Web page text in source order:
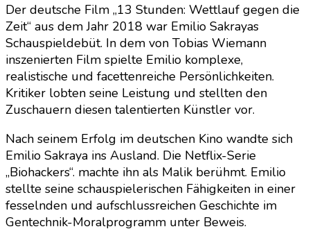
Der deutsche Film „13 Stunden: Wettlauf gegen die
Zeit“ aus dem Jahr 2018 war Emilio Sakrayas
Schauspieldebüt. In dem von Tobias Wiemann
inszenierten Film spielte Emilio komplexe,
realistische und facettenreiche Persönlichkeiten.
Kritiker lobten seine Leistung und stellten den
Zuschauern diesen talentierten Künstler vor.
Nach seinem Erfolg im deutschen Kino wandte sich
Emilio Sakraya ins Ausland. Die Netflix-Serie
„Biohackers“. machte ihn als Malik berühmt. Emilio
stellte seine schauspielerischen Fähigkeiten in einer
fesselnden und aufschlussreichen Geschichte im
Gentechnik-Moralprogramm unter Beweis.